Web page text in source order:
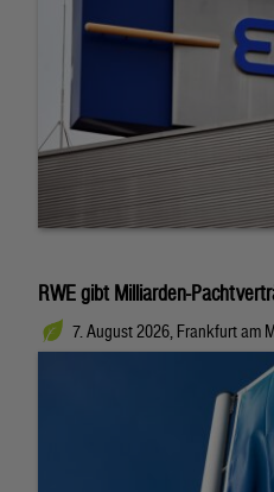
RWE gibt Milliarden-
7. August 2026, Frankfurt am